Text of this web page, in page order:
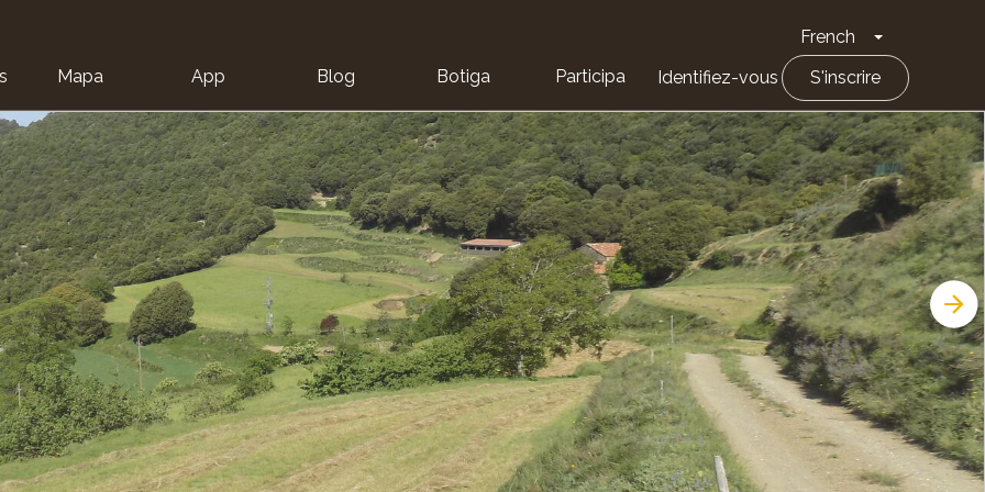
French Toggle
Mapa App Blog Botiga Participa Identifiez-vous S'inscrire